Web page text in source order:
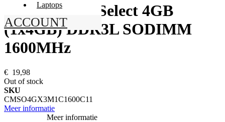
Laptops
ACCOUNT
Corsair ValueSelect 4GB
(1x4GB) DDR3L SODIMM
1600MHz
€ 19,98
Out of stock
SKU
CMSO4GX3M1C1600C11
Meer informatie
Meer informatie